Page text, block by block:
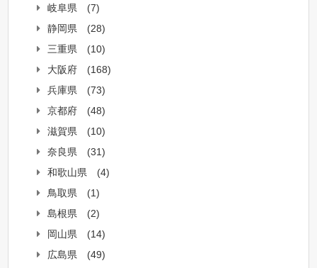
岐阜県
(7)
静岡県
(28)
三重県
(10)
大阪府
(168)
兵庫県
(73)
京都府
(48)
滋賀県
(10)
奈良県
(31)
和歌山県
(4)
鳥取県
(1)
島根県
(2)
岡山県
(14)
広島県
(49)